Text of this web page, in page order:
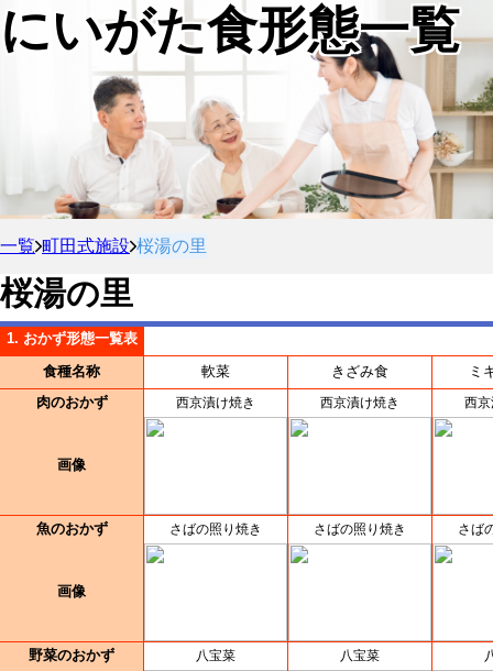
にいがた食形態一覧
一覧 町田式施設 桜湯の里
桜湯の里